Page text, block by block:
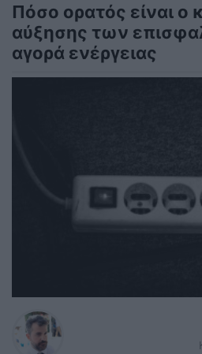
Πόσο ορατός είναι ο
αύξησης των
αγορά ενέργειας